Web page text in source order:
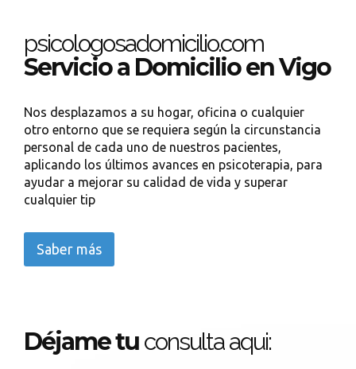
psicologosadomicilio.com
Servicio a Domicilio en Vigo
Nos desplazamos a su hogar, oficina o cualquier
otro entorno que se requiera según la circunstancia
personal de cada uno de nuestros pacientes,
aplicando los últimos avances en psicoterapia, para
ayudar a mejorar su calidad de vida y superar
cualquier tip
Saber más
Déjame tu consulta aqui: